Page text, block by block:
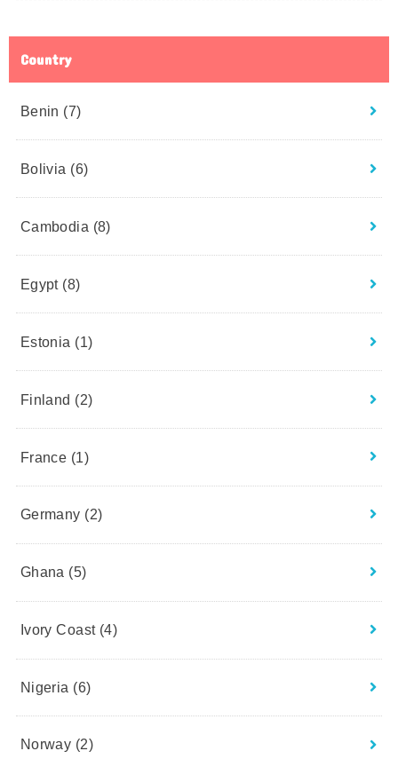
Country
Benin (7)
Bolivia (6)
Cambodia (8)
Egypt (8)
Estonia (1)
Finland (2)
France (1)
Germany (2)
Ghana (5)
Ivory Coast (4)
Nigeria (6)
Norway (2)